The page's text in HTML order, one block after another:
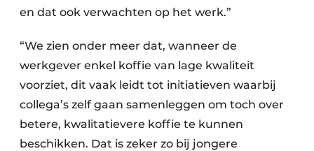
en dat ook verwachten op het werk.”
“We zien onder meer dat, wanneer de
werkgever enkel koffie van lage kwaliteit
voorziet, dit vaak leidt tot initiatieven waarbij
collega’s zelf gaan samenleggen om toch over
betere, kwalitatievere koffie te kunnen
beschikken. Dat is zeker zo bij jongere